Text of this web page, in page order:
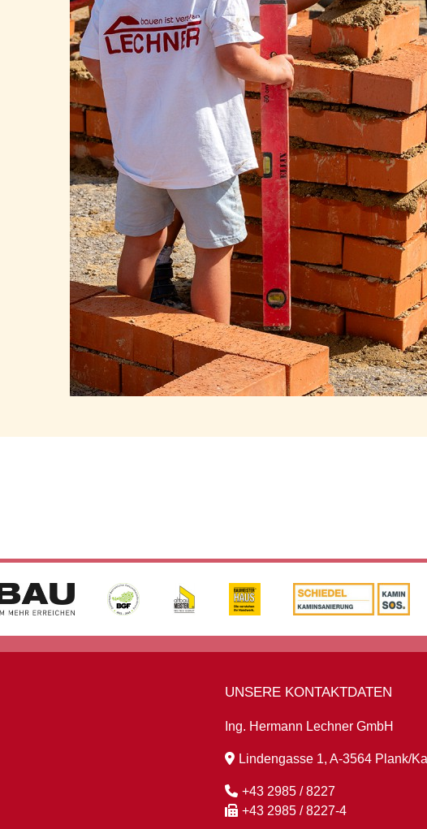
UNSERE KONTAKTDATEN
Ing. Hermann Lechner GmbH
Lindengasse 1, A-3564 Plank/
+43 2985 / 8227
+43 2985 / 8227-4